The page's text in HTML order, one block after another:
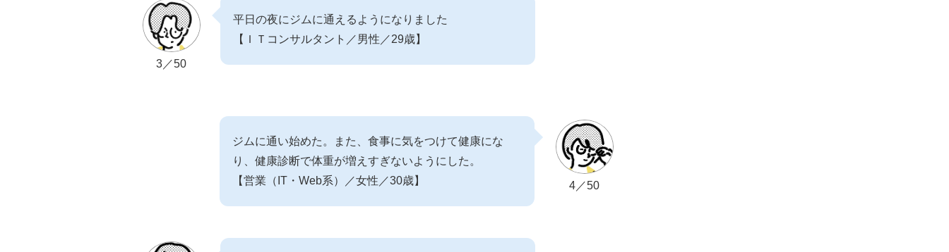
3／50
平日の夜にジムに通えるようになりました
【ＩＴコンサルタント／男性／29歳】
ジムに通い始めた。また、食事に気をつけて健康にな
り、健康診断で体重が増えすぎないようにした。
【営業（IT・Web系）／女性／30歳】
4／50